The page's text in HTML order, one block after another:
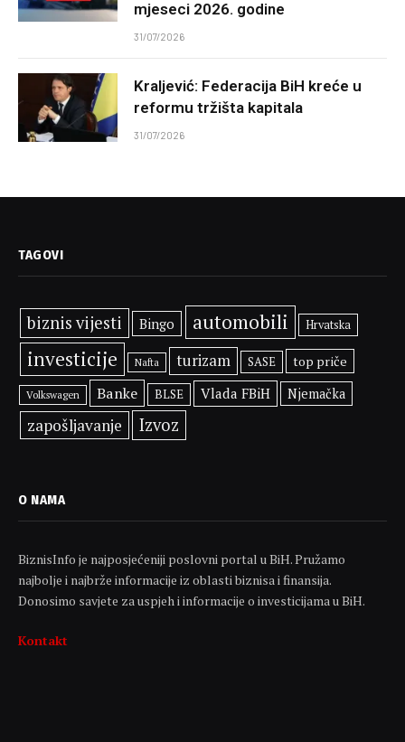
mjeseci 2026. godine
31/07/2026
Kraljević: Federacija BiH kreće u
reformu tržišta kapitala
31/07/2026
TAGOVI
biznis vijesti Bingo automobili Hrvatska
investicije Nafta turizam SASE top priče
Volkswagen Banke BLSE Vlada FBiH Njemačka
zapošljavanje Izvoz
O NAMA
BiznisInfo je najposjećeniji poslovni portal u BiH. Pružamo
najbolje i najbrže informacije iz oblasti biznisa i finansija.
Donosimo savjete za uspjeh i informacije o investicijama u BiH.
Kontakt